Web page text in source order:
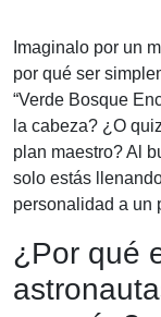
Imaginalo por un
por qué ser
“Verde Bosque
la cabeza? ¿O
plan maestro? Al
solo estás
personalidad a un
¿Por qué